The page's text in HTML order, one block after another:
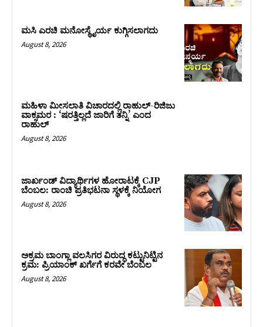
ಮಸಿ ಎರಚಿ ಮನೋಸ್ಥೈರ್ಯ ಕುಗ್ಗಿಸಲಾಗದು
August 8, 2026
ಮಹಿಳಾ ಮೀಸಲಾತಿ ವಿಚಾರದಲ್ಲಿ ರಾಹುಲ್‌-ರಿಜಿಜು
ವಾಕ್ಸಮರ : ‘ಷರತ್ತಿಲ್ಲದೆ ಜಾರಿಗೆ ತನ್ನಿ’ ಎಂದ
ರಾಹುಲ್‌
August 8, 2026
ಜಾರ್ಖಂಡ್‌ ವಿದ್ಯಾರ್ಥಿಗಳ ಹೋರಾಟಕ್ಕೆ CJP
ಬೆಂಬಲ: ರಾಂಚಿ ಪ್ರತಿಭಟನಾ ಸ್ಥಳಕ್ಕೆ ನಿಯೋಗ
August 8, 2026
ಅಕ್ರಮ ಬಾಂಗ್ಲಾ ವಲಸಿಗರ ವಿರುದ್ಧ ಕಟ್ಟುನಿಟ್ಟಿನ
ಕ್ರಮ: ಪ್ರಿಯಾಂಕ್ ಖರ್ಗೆಗೆ ಕರವೇ ಬೆಂಬಲ
August 8, 2026